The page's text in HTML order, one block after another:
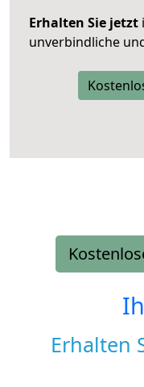
Erhalten Sie jetzt
unverbindliche
Erhalten